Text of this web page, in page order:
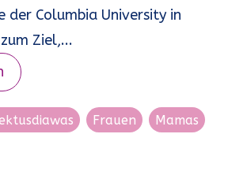
der Columbia University in
Ziel,...
Frauen Mamas